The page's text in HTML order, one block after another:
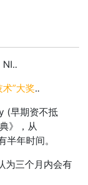
”大奖..
(早期资不抵
》，从
年时间。
为三个月内会有